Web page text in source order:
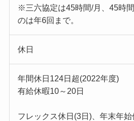
※三六協定は45時間/月、45時
のは年6回まで。
休日
年間休日124日超(2022年度)
有給休暇10～20日
フレックス休日(3日)、年末年